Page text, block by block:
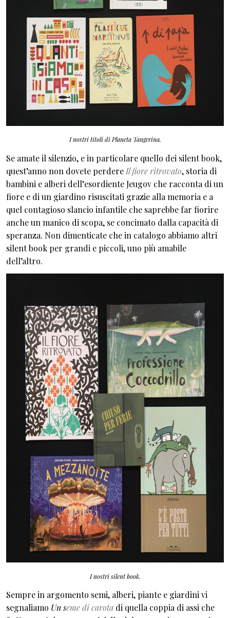
I nostri titoli di Planeta Tangerina.
Se amate il silenzio, e in particolare quello dei silent book,
quest’anno non dovete perdere Il fiore ritrovato, storia di
bambini e alberi dell’esordiente Jeugov che racconta di un
fiore e di un giardino risuscitati grazie alla memoria e a
quel contagioso slancio infantile che saprebbe far fiorire
anche un manico di scopa, se concimato dalla capacità di
speranza. Non dimenticate che in catalogo abbiamo altri
silent book per grandi e piccoli, uno più amabile
dell’altro.
I nostri silent book.
Sempre in argomento semi, alberi, piante e giardini vi
segnaliamo Un seme di carota di quella coppia di assi che